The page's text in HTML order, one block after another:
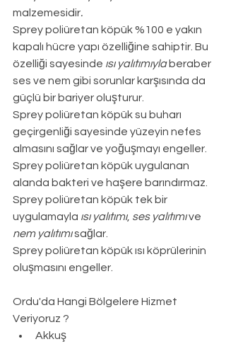
malzemesidir.
Sprey poliüretan köpük %100 e yakın
kapalı hücre yapı özelliğine sahiptir. Bu
özelliği sayesinde ısı yalıtımıyla beraber
ses ve nem gibi sorunlar karşısında da
güçlü bir bariyer oluşturur.
Sprey poliüretan köpük su buharı
geçirgenliği sayesinde yüzeyin nefes
almasını sağlar ve yoğuşmayı engeller.
Sprey poliüretan köpük uygulanan
alanda bakteri ve haşere barındırmaz.
Sprey poliüretan köpük tek bir
uygulamayla ısı yalıtımı, ses yalıtımı ve
nem yalıtımı sağlar.
Sprey poliüretan köpük ısı köprülerinin
oluşmasını engeller.
Ordu'da Hangi Bölgelere Hizmet
Veriyoruz ?
Akkuş